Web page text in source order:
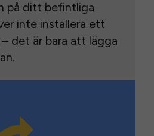
på ditt befintliga
inte installera ett
det är bara att lägga